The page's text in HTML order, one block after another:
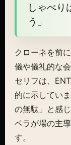
しゃべり
う」
クローネを前
儀や儀礼的な
セリフは、
的に示してい
の無駄」と感
ベラが場の主
す。